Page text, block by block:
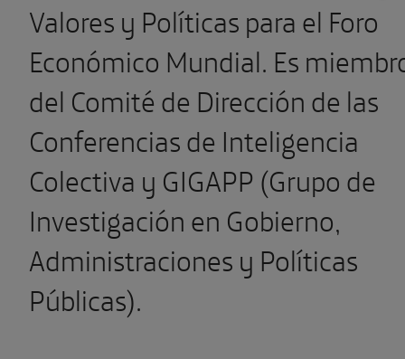
Valores y Políticas para el Foro
Económico Mundial. Es
del Comité de Dirección de las
Conferencias de Inteligencia
Colectiva y GIGAPP (Grupo de
Investigación en Gobierno,
Administraciones y Políticas
Públicas).